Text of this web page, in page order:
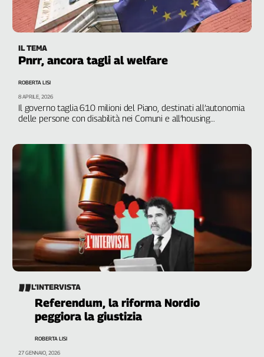
IL TEMA
Pnrr, ancora tagli al welfare
Il governo taglia 610 milioni del Piano, destinati all’autonomia
delle persone con disabilità nei Comuni e all’housing
ROBERTA LISI
8 APRILE, 2026
L’INTERVISTA
Referendum, la riforma Nordio
peggiora la giustizia
ROBERTA LISI
27 GENNAIO, 2026